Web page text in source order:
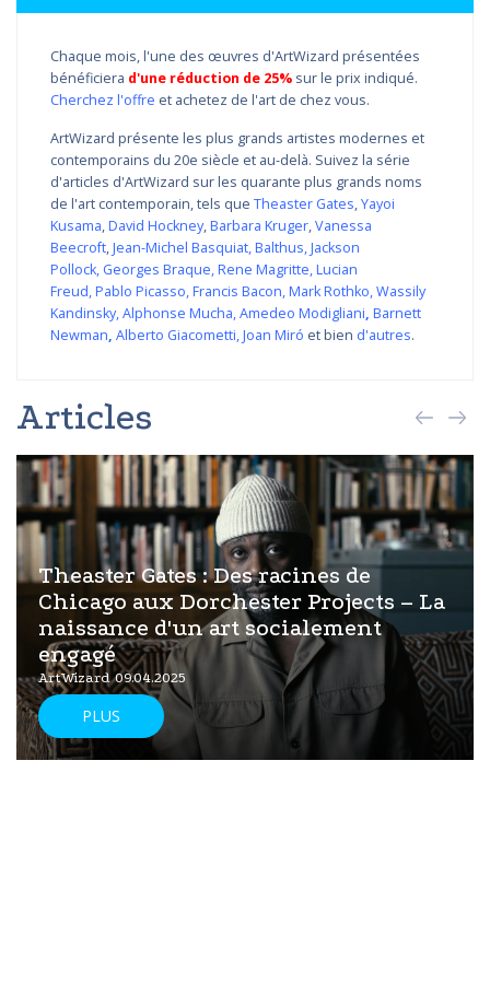
Chaque mois, l'une des œuvres d'ArtWizard présentées
bénéficiera d'une réduction de 25% sur le prix indiqué.
Cherchez l'offre et achetez de l'art de chez vous.
ArtWizard présente les plus grands artistes modernes et
contemporains du 20e siècle et au-delà. Suivez la série
d'articles d'ArtWizard sur les quarante plus grands noms
de l'art contemporain, tels que Theaster Gates,Yayoi
Kusama,David Hockney,Barbara Kruger,Vanessa
Beecroft,Jean-Michel Basquiat,Balthus,Jackson
Pollock, Georges Braque,Rene Magritte,Lucian
Freud,Pablo Picasso,Francis Bacon,Mark Rothko,Wassily
Kandinsky,Alphonse Mucha,Amedeo Modigliani, Barnett
Newman, Alberto Giacometti,Joan Miró et bien d'autres.
Articles
Theaster Gates : Des racines de
Chicago aux Dorchester Projects – La
naissance d'un art socialement
engagé
ArtWizard 09.04.2025
PLUS